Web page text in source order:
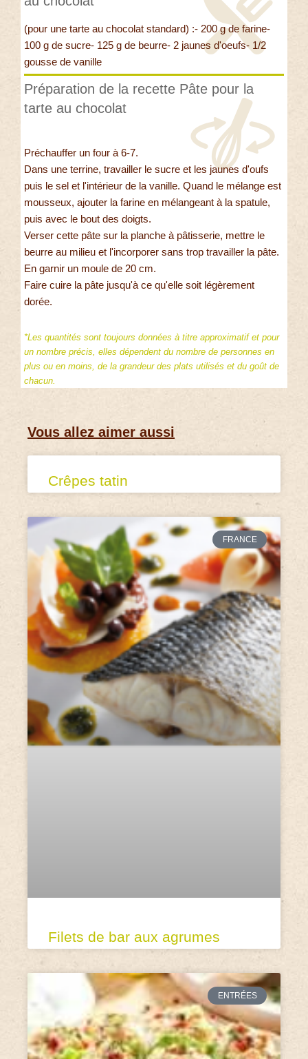
(pour une tarte au chocolat standard) :- 200 g de farine-
100 g de sucre- 125 g de beurre- 2 jaunes d'oeufs- 1/2
gousse de vanille
Préparation de la recette Pâte pour la
tarte au chocolat
Préchauffer un four à 6-7.
Dans une terrine, travailler le sucre et les jaunes d'oufs
puis le sel et l'intérieur de la vanille. Quand le mélange est
mousseux, ajouter la farine en mélangeant à la spatule,
puis avec le bout des doigts.
Verser cette pâte sur la planche à pâtisserie, mettre le
beurre au milieu et l'incorporer sans trop travailler la pâte.
En garnir un moule de 20 cm.
Faire cuire la pâte jusqu'à ce qu'elle soit légèrement
dorée.
*Les quantités sont toujours données à titre approximatif et pour
un nombre précis, elles dépendent du nombre de personnes en
plus ou en moins, de la grandeur des plats utilisés et du goût de
chacun.
Vous allez aimer aussi
Crêpes tatin
FRANCE
Filets de bar aux agrumes
ENTRÉES